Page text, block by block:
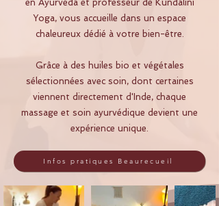
en Ayurvéda et professeur de Kundalini
Yoga, vous accueille dans un espace
chaleureux dédié à votre bien-être.
Grâce à des huiles bio et végétales
sélectionnées avec soin, dont certaines
viennent directement d'Inde, chaque
massage et soin ayurvédique devient une
expérience unique.
Infos pratiques Beaurecueil